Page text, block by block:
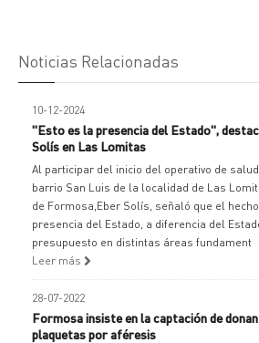
Noticias Relacionadas
10-12-2024
"Esto es la presencia del Estado",
Solís en Las Lomitas
Al participar del inicio del operativo de salud
barrio San Luis de la localidad de Las
de Formosa,Eber Solís, señaló que el
presencia del Estado, a diferencia del
presupuesto en distintas áreas fundament
Leer más
28-07-2022
Formosa insiste en la captación de
plaquetas por aféresis